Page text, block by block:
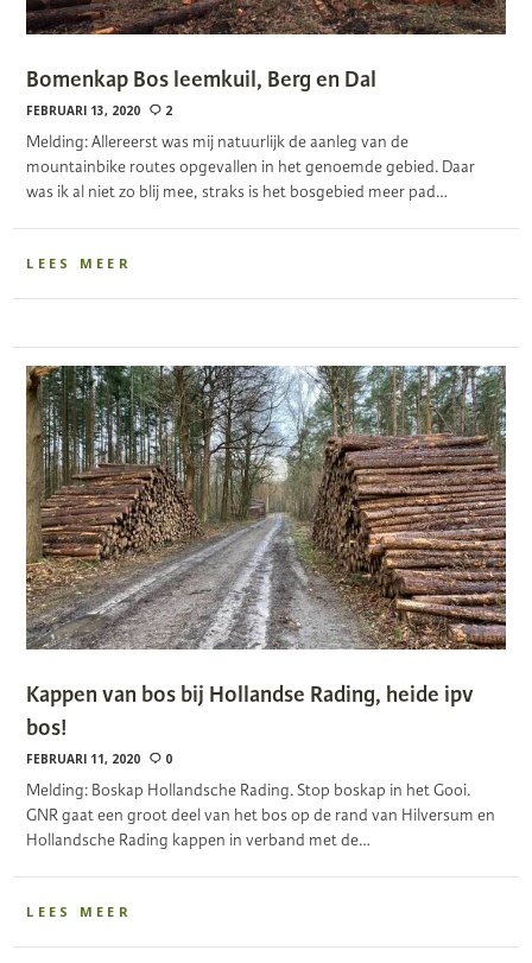
Bomenkap Bos leemkuil, Berg en Dal
FEBRUARI 13, 2020 2
Melding: Allereerst was mij natuurlijk de aanleg van de
mountainbike routes opgevallen in het genoemde gebied. Daar
was ik al niet zo blij mee, straks is het bosgebied meer pad…
LEES MEER
Kappen van bos bij Hollandse Rading, heide ipv
bos!
FEBRUARI 11, 2020 0
Melding: Boskap Hollandsche Rading. Stop boskap in het Gooi.
GNR gaat een groot deel van het bos op de rand van Hilversum en
Hollandsche Rading kappen in verband met de…
LEES MEER